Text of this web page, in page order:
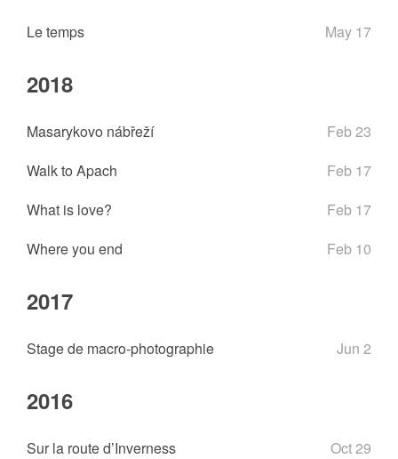
Le temps May 17
2018
Masarykovo nábřeží
Feb 23
Walk to Apach
Feb 17
What is love?
Feb 17
Where you end
Feb 10
2017
Stage de macro-photographie Jun 2
2016
Sur la route d’Inverness
Oct 29